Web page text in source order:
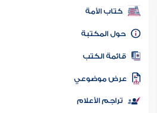
كتب PDF
كتاب الأمة
المكتبة
الكتب
موضوعي